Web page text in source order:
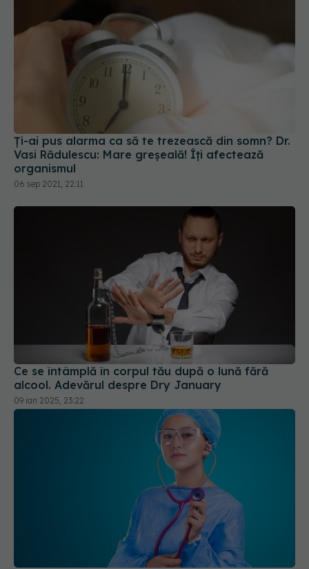
Ți-ai pus alarma ca să te trezească din somn? Dr.
Vasi Rădulescu: Mare greșeală! Îți afectează
organismul
06 sep 2021, 22:11
Ce se întâmplă în corpul tău după o lună fără
alcool. Adevărul despre Dry January
09 ian 2025, 23:22
Lupus, boala autoimună care afectează